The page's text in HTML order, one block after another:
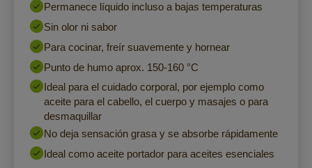
Permanece líquido incluso a bajas temperaturas
Sin olor ni sabor
Para cocinar, freír suavemente y hornear
Punto de humo aprox. 150-160 °C
Ideal para el cuidado corporal, por ejemplo como
aceite para el cabello, el cuerpo y masajes o para
desmaquillar
No deja sensación grasa y se absorbe rápidamente
Ideal como aceite portador para aceites esenciales